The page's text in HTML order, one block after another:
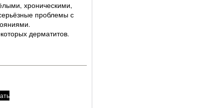
хроническими,
проблемы с
дерматитов.